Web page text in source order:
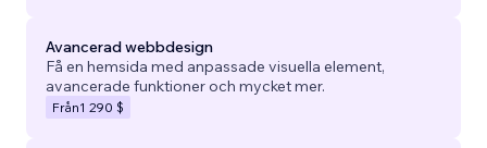
Avancerad webbdesign
Få en hemsida med anpassade visuella element,
avancerade funktioner och mycket mer.
Från1 290 $